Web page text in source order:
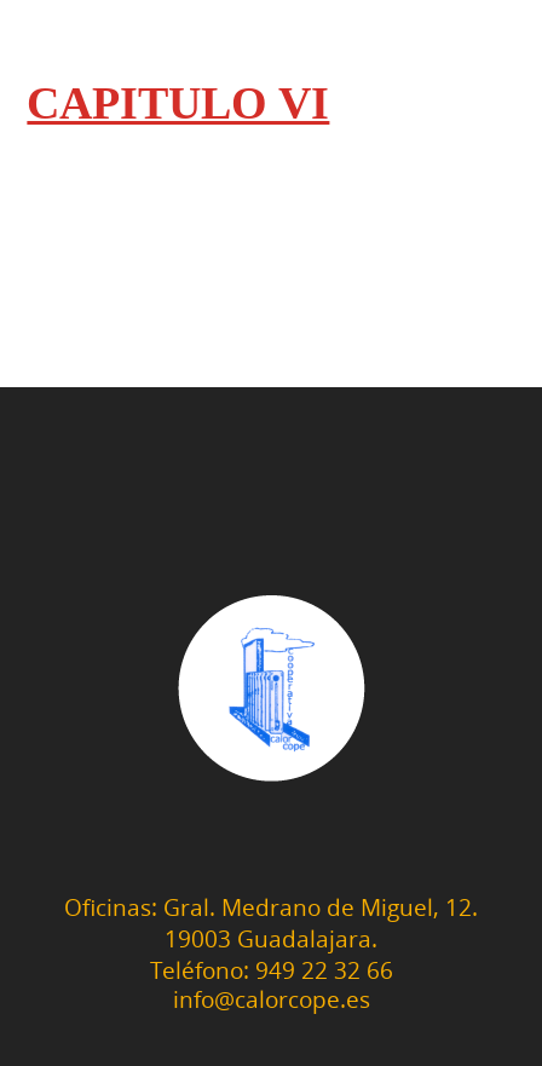
CAPITULO VI
Oficinas: Gral. Medrano de Miguel, 12.
19003 Guadalajara.
Teléfono: 949 22 32 66
info@calorcope.es